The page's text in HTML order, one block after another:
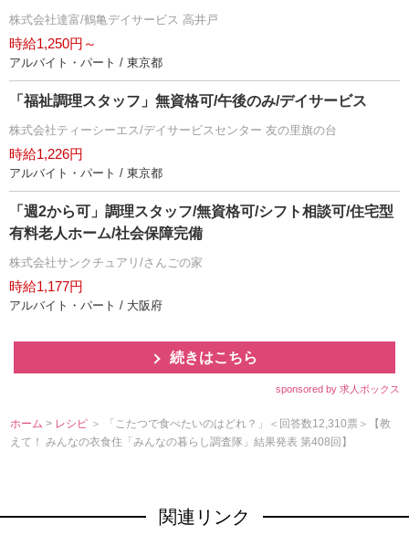
株式会社達富/鶴亀デイサービス 高井戸
時給1,250円～
アルバイト・パート / 東京都
「福祉調理スタッフ」無資格可/午後のみ/デイサービス
株式会社ティーシーエス/デイサービスセンター 友の里旗の台
時給1,226円
アルバイト・パート / 東京都
「週2から可」調理スタッフ/無資格可/シフト相談可/住宅型
有料老人ホーム/社会保障完備
株式会社サンクチュアリ/さんごの家
時給1,177円
アルバイト・パート / 大阪府
続きはこちら
sponsored by 求人ボックス
ホーム > レシピ ＞ 「こたつで食べたいのはどれ？」＜回答数12,310票＞【教
えて！ みんなの衣食住「みんなの暮らし調査隊」結果発表 第408回】
関連リンク